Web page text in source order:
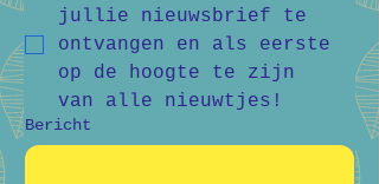
jullie nieuwsbrief te
ontvangen en als eerste
op de hoogte te zijn
van alle nieuwtjes!
Bericht